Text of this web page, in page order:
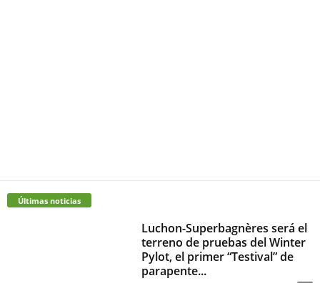
Últimas noticias
Luchon-Superbagnères será el
terreno de pruebas del Winter
Pylot, el primer “Testival” de
parapente...